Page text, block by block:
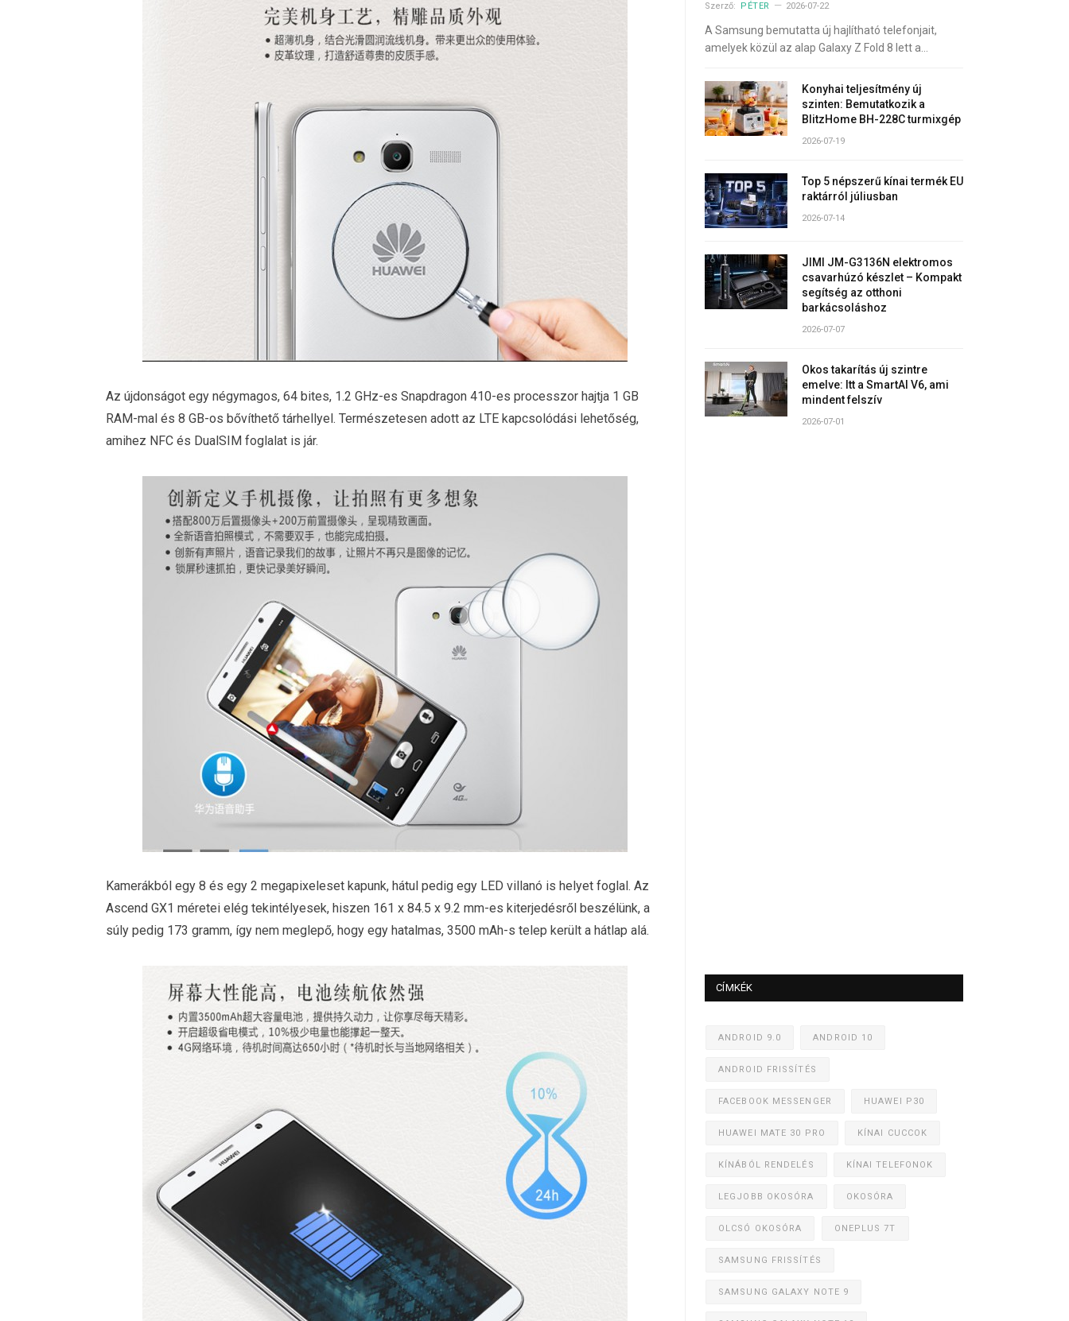
Az újdonságot egy négymagos, 64 bites, 1.2 GHz-es Snapdragon 410-es processzor hajtja 1 GB
RAM-mal és 8 GB-os bővíthető tárhellyel. Természetesen adott az LTE kapcsolódási lehetőség,
amihez NFC és DualSIM foglalat is jár.
Kamerákból egy 8 és egy 2 megapixeleset kapunk, hátul pedig egy LED villanó is helyet foglal. Az
Ascend GX1 méretei elég tekintélyesek, hiszen 161 x 84.5 x 9.2 mm-es kiterjedésről beszélünk, a
súly pedig 173 gramm, így nem meglepő, hogy egy hatalmas, 3500 mAh-s telep került a hátlap alá.
Szerző: PÉTER 2026-07-22
A Samsung bemutatta új hajlítható telefonjait,
amelyek közül az alap Galaxy Z Fold 8 lett a…
Konyhai teljesítmény új
szinten: Bemutatkozik a
BlitzHome BH-228C turmixgép
2026-07-19
Top 5 népszerű kínai termék EU
raktárról júliusban
2026-07-14
JIMI JM-G3136N elektromos
csavarhúzó készlet – Kompakt
segítség az otthoni
barkácsoláshoz
2026-07-07
Okos takarítás új szintre
emelve: Itt a SmartAI V6, ami
mindent felszív
2026-07-01
CÍMKÉK
ANDROID 9.0 ANDROID 10
ANDROID FRISSÍTÉS
FACEBOOK MESSENGER HUAWEI P30
HUAWEI MATE 30 PRO KÍNAI CUCCOK
KÍNÁBÓL RENDELÉS KÍNAI TELEFONOK
LEGJOBB OKOSÓRA OKOSÓRA
OLCSÓ OKOSÓRA ONEPLUS 7T
SAMSUNG FRISSÍTÉS
SAMSUNG GALAXY NOTE 9